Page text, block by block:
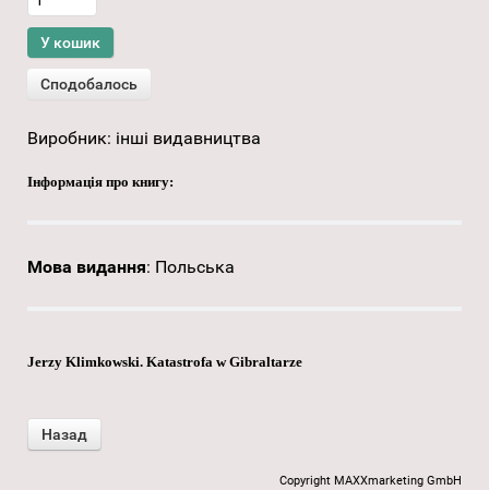
Виробник: інші видавництва
Інформація про книгу:
Мова видання: Польська
Jerzy Klimkowski. Katastrofa w Gibraltarze
Copyright MAXXmarketing GmbH